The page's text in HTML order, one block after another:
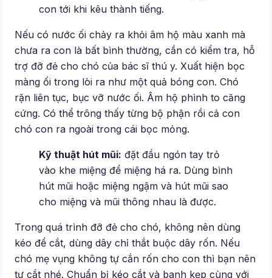
con tới khi kêu thành tiếng.
Nếu có nước ối chảy ra khỏi âm hộ màu xanh mà
chưa ra con là bất bình thường, cần có kiểm tra, hỗ
trợ đỡ đẻ cho chó của bác sĩ thú y. Xuất hiện bọc
màng ối trong lòi ra như một quả bóng con. Chó
rặn liên tục, bục vỡ nước ối. Âm hộ phình to căng
cứng. Có thể trông thấy từng bộ phận rồi cả con
chó con ra ngoài trong cái bọc mỏng.
Kỹ thuật hút mũi: đặt đầu ngón tay trỏ
vào khe miệng để miệng há ra. Dùng bình
hút mũi hoặc miệng ngậm và hút mũi sao
cho miệng và mũi thông nhau là được.
Trong quá trình đỡ đẻ cho chó, không nên dùng
kéo để cắt, dùng dây chỉ thắt buộc dây rốn. Nếu
chó mẹ vụng không tự cắn rốn cho con thì bạn nên
tự cắt nhé. Chuẩn bị kéo cắt và banh kẹp cùng với